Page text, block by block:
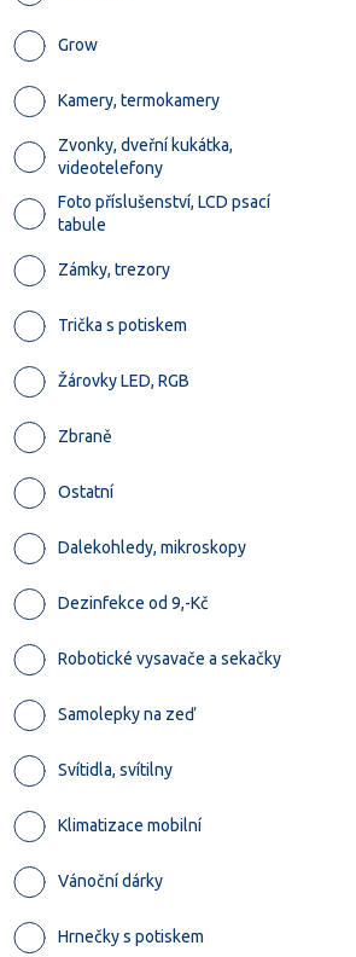
Grow
Kamery, termokamery
Zvonky, dveřní kukátka,
videotelefony
Foto příslušenství, LCD psací
tabule
Zámky, trezory
Trička s potiskem
Žárovky LED, RGB
Zbraně
Ostatní
Dalekohledy, mikroskopy
Dezinfekce od 9,-Kč
Robotické vysavače a sekačky
Samolepky na zeď
Svítidla, svítilny
Klimatizace mobilní
Vánoční dárky
Hrnečky s potiskem